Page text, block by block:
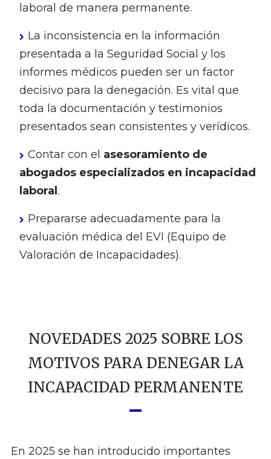
laboral de manera permanente.
La inconsistencia en la información
presentada a la Seguridad Social y los
informes médicos pueden ser un factor
decisivo para la denegación. Es vital que
toda la documentación y testimonios
presentados sean consistentes y verídicos.
Contar con el asesoramiento de
abogados especializados en incapacidad
laboral .
Prepararse adecuadamente para la
evaluación médica del EVI (Equipo de
Valoración de Incapacidades).
NOVEDADES 2025 SOBRE LOS
MOTIVOS PARA DENEGAR LA
INCAPACIDAD PERMANENTE
En 2025 se han introducido importantes